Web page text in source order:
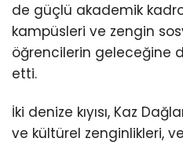
de güçlü akademik
kampüsleri ve zengin
öğrencilerin geleceğine
etti.
İki denize kıyısı, Kaz
ve kültürel zenginlikleri,